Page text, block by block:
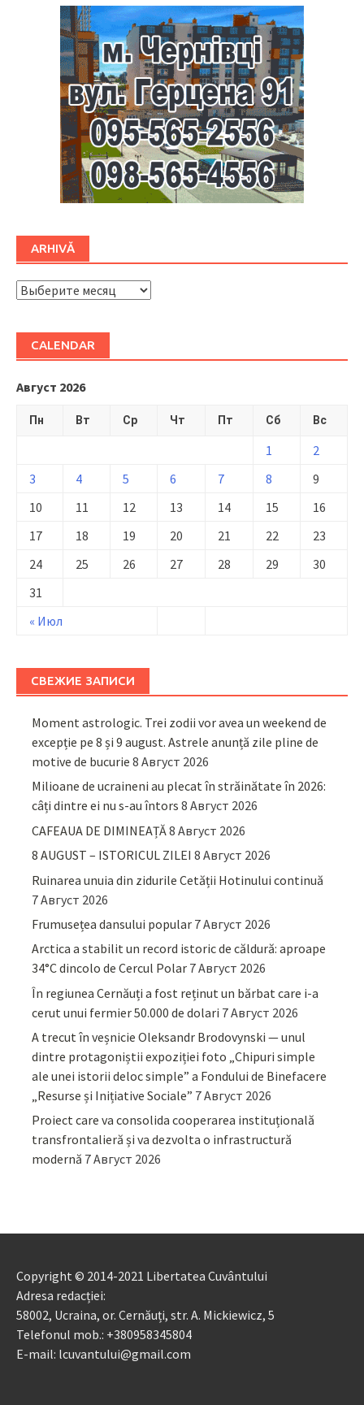
ARHIVĂ
ARHIVĂ
CALENDAR
Август 2026
Пн Вт Ср Чт Пт Сб Вс
« Июл
1
2
3
4 5 6 7 8
9
10
11 12 13 14 15
16
17
18 19 20 21 22
23
24
25 26 27 28 29
30
31
СВЕЖИЕ ЗАПИСИ
Moment astrologic. Trei zodii vor avea un weekend de
excepție pe 8 și 9 august. Astrele anunță zile pline de
motive de bucurie 8 Август 2026
Milioane de ucraineni au plecat în străinătate în 2026:
câți dintre ei nu s-au întors 8 Август 2026
CAFEAUA DE DIMINEAȚĂ8 Август 2026
8 AUGUST – ISTORICUL ZILEI 8 Август 2026
Ruinarea unuia din zidurile Cetății Hotinului continuă
7 Август 2026
Frumusețea dansului popular 7 Август 2026
Arctica a stabilit un record istoric de căldură: aproape
34°C dincolo de Cercul Polar 7 Август 2026
În regiunea Cernăuți a fost reținut un bărbat care i-a
cerut unui fermier 50.000 de dolari 7 Август 2026
A trecut în veșnicie Oleksandr Brodovynski — unul
dintre protagoniștii expoziției foto „Chipuri simple
ale unei istorii deloc simple” a Fondului de Binefacere
„Resurse și Inițiative Sociale” 7 Август 2026
Proiect care va consolida cooperarea instituțională
transfrontalieră și va dezvolta o infrastructură
modernă 7 Август 2026
Copyright © 2014-2021 Libertatea Cuvântului
Adresa redacției:
58002, Ucraina, or. Cernăuți, str. A. Mickiewicz, 5
Telefonul mob.: +380958345804
E-mail: lcuvantului@gmail.com